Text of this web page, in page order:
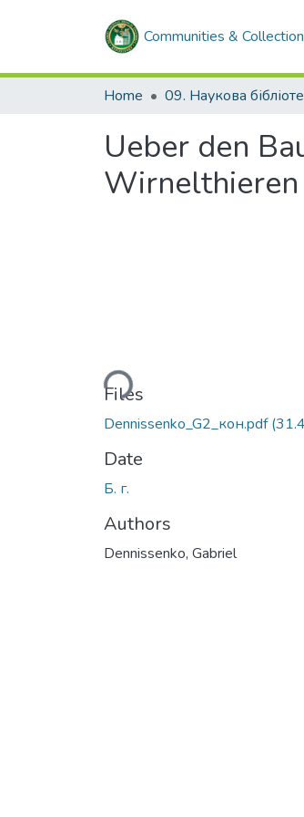
Communities &
Home 09. Наукова
Ueber den
Wirnelthieren
Loading...
Files
Dennissenko_G2_кон.pdf
Date
Б. г.
Authors
Dennissenko, Gabriel